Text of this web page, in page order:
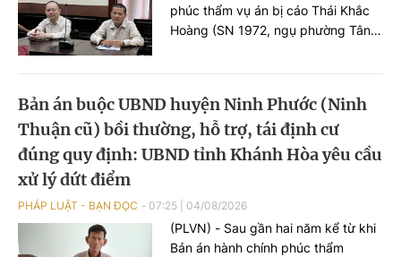
phúc thẩm vụ án bị cáo Thái Khắc
Hoàng (SN 1972, ngụ phường Tân
Bản án buộc UBND huyện Ninh Phước (Ninh
Thuận cũ) bồi thường, hỗ trợ, tái định cư
đúng quy định: UBND tỉnh Khánh Hòa yêu cầu
xử lý dứt điểm
PHÁP LUẬT - BẠN ĐỌC 07:25 04/08/2026
(PLVN) - Sau gần hai năm kể từ khi
Bản án hành chính phúc thẩm